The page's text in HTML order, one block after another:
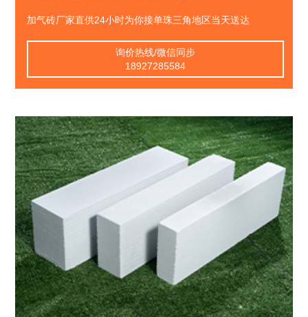
加气砖厂家直供24小时为你接单珠三角地区当天送达
询价热线/微信同步
18927285584